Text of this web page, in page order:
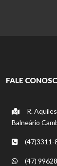
FALE
R.
Balneário
(47)3311-
(47)